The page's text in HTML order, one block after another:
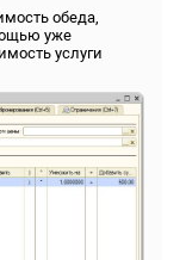
обеда,
уже
услуги